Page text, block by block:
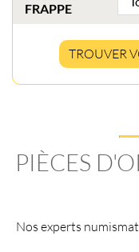
FRAPPE
TROUVER
PIÈCES
Nos experts